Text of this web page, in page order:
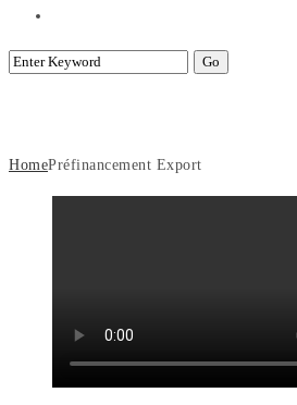
HomePréfinancement Export